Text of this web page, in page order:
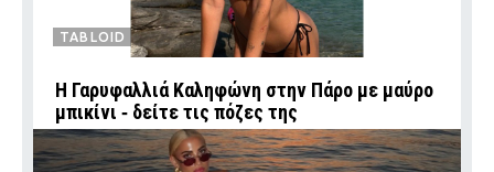
TABLOID
Η Γαρυφαλλιά Καληφώνη στην Πάρο με μαύρο
μπικίνι ‑ δείτε τις πόζες της